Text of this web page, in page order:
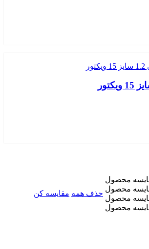
حذف همه مقایسه کن